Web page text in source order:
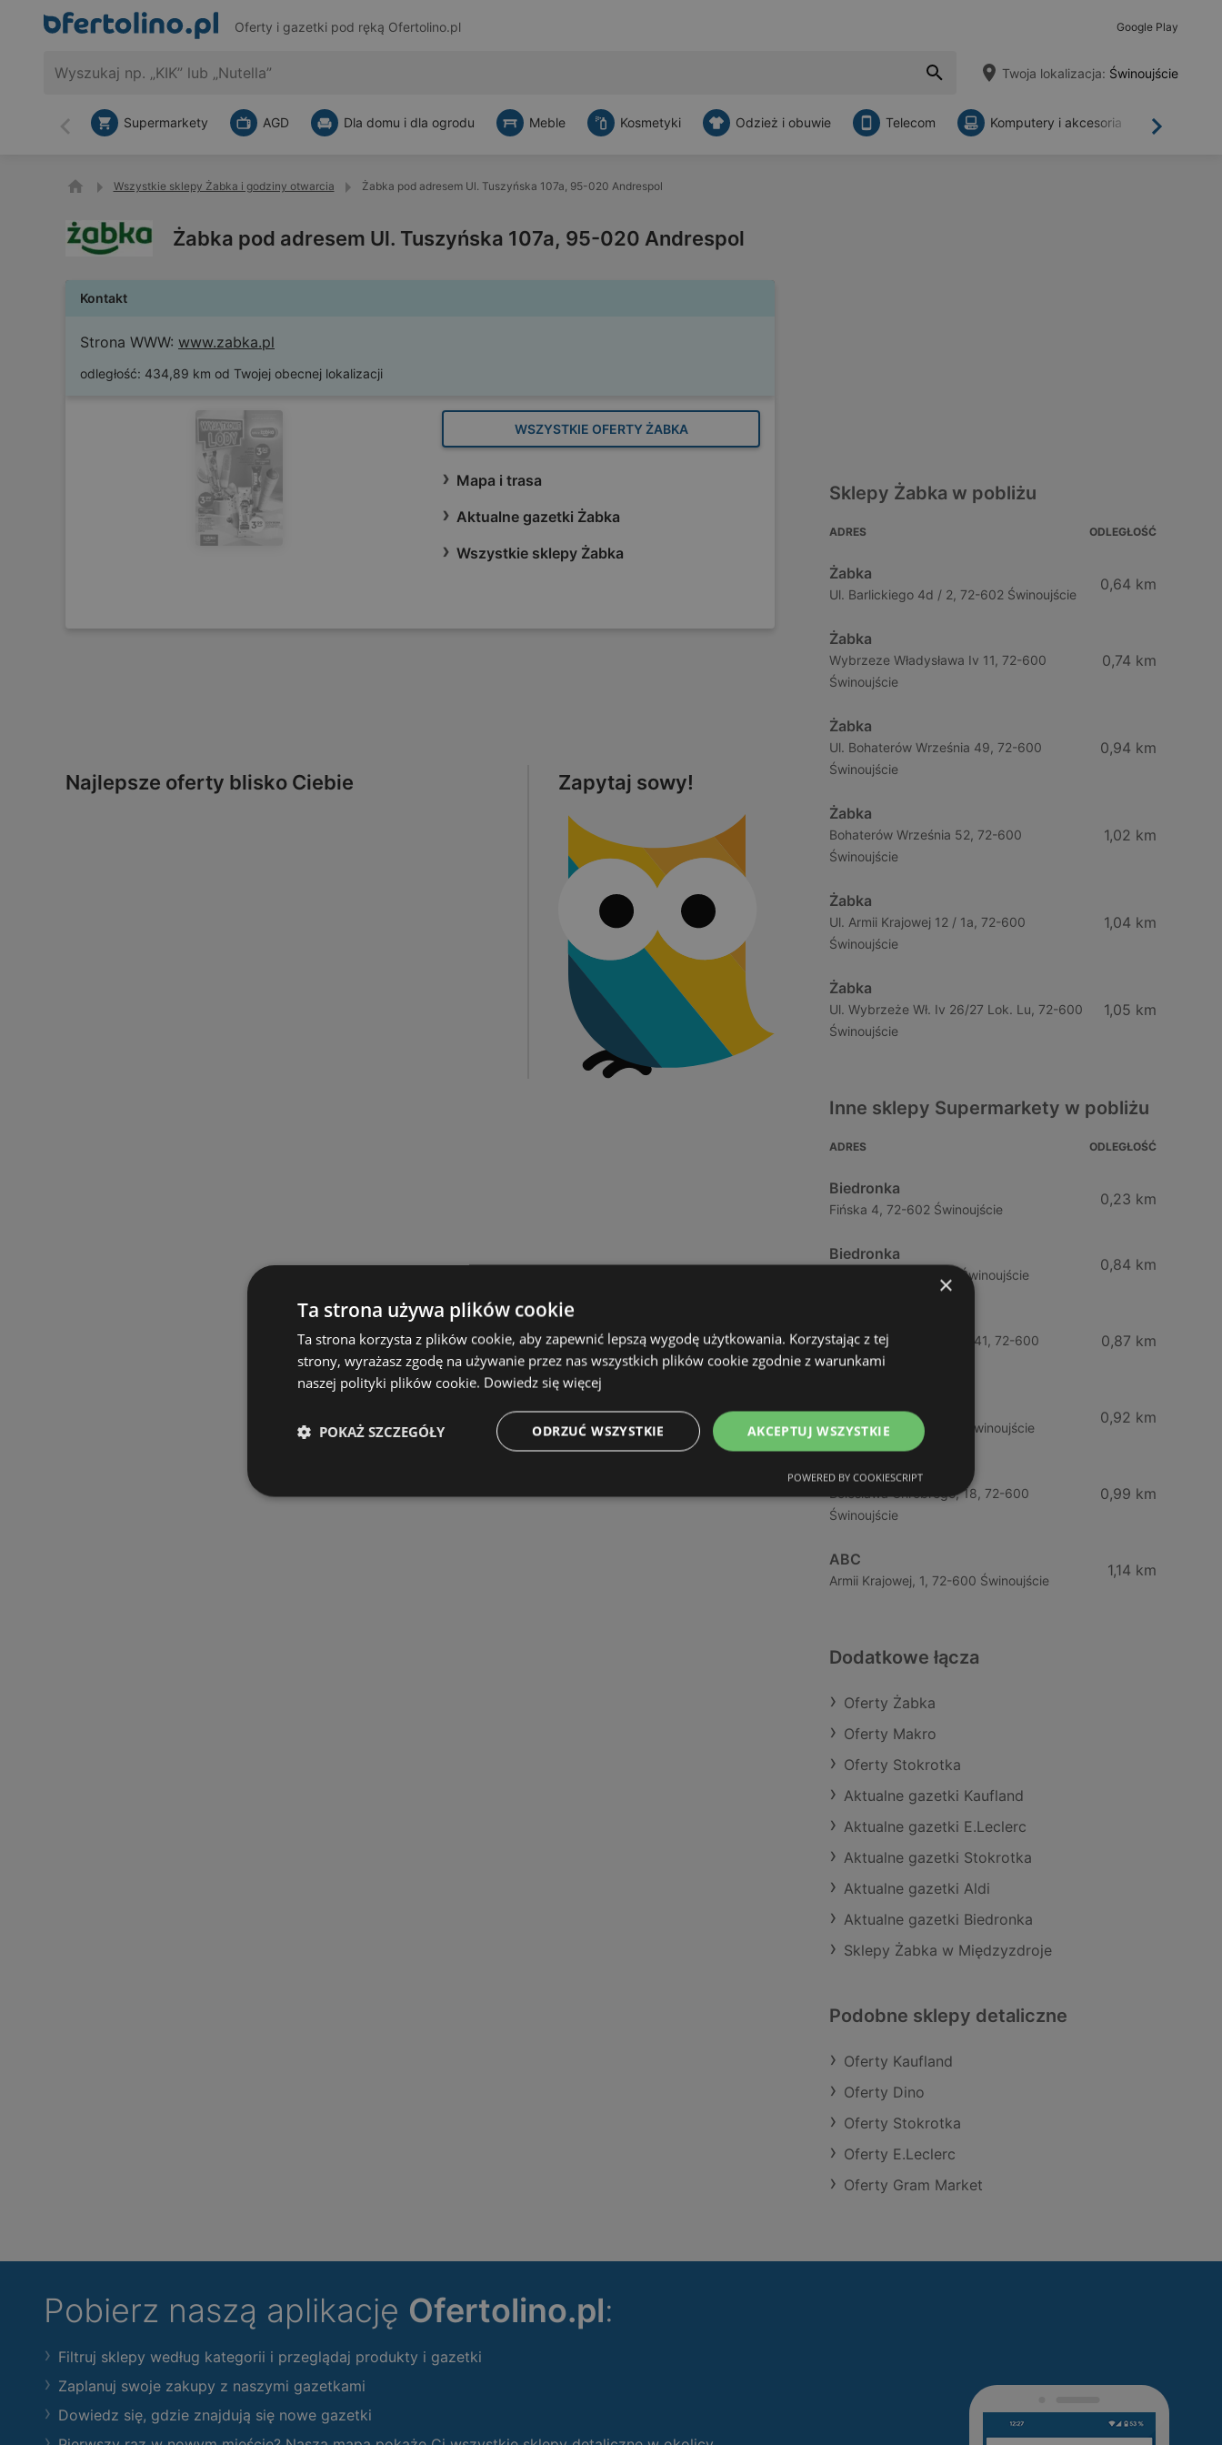
Oferty i gazetki pod ręką Ofertolino.pl Google Play
Twoja lokalizacja: Świnoujście
Wstecz Dalej
Supermarkety AGD Dla domu i dla ogrodu Meble Kosmetyki Odzież i obuwie Telecom Komputery i akcesoria
Wszystkie sklepy Żabka i godziny otwarcia Żabka pod adresem Ul. Tuszyńska 107a, 95-020 Andrespol
Żabka pod adresem Ul. Tuszyńska 107a, 95-020 Andrespol
Kontakt
Strona WWW: www.zabka.pl
odległość: 434,89 km od Twojej obecnej lokalizacji
WSZYSTKIE OFERTY ŻABKA
Mapa i trasa
Aktualne gazetki Żabka
Wszystkie sklepy Żabka
Najlepsze oferty blisko Ciebie Zapytaj sowy!
Sklepy Żabka w pobliżu
ADRES ODLEGŁOŚĆ
Żabka
Ul. Barlickiego 4d / 2, 72-602 Świnoujście
0,64 km
Żabka
Wybrzeze Władysława Iv 11, 72-600
Świnoujście
0,74 km
Żabka
Ul. Bohaterów Września 49, 72-600
Świnoujście
0,94 km
Żabka
Bohaterów Września 52, 72-600
Świnoujście
1,02 km
Żabka
Ul. Armii Krajowej 12 / 1a, 72-600
Świnoujście
1,04 km
Żabka
Ul. Wybrzeże Wł. Iv 26/27 Lok. Lu, 72-600
Świnoujście
1,05 km
Inne sklepy Supermarkety w pobliżu
ADRES ODLEGŁOŚĆ
Biedronka
Fińska 4, 72-602 Świnoujście
0,23 km
Biedronka
Chrobrego 9, 72-600 Świnoujście
0,84 km
Ul. Bohaterów Września 41, 72-600
Świnoujście
0,87 km
ABC
Barlickiego, 4, 72-600 Świnoujście
0,92 km
ABC
Bolesława Chrobrego, 18, 72-600
Świnoujście
0,99 km
ABC
Armii Krajowej, 1, 72-600 Świnoujście
1,14 km
Dodatkowe łącza
Oferty Żabka
Oferty Makro
Oferty Stokrotka
Aktualne gazetki Kaufland
Aktualne gazetki E.Leclerc
Aktualne gazetki Stokrotka
Aktualne gazetki Aldi
Aktualne gazetki Biedronka
Sklepy Żabka w Międzyzdroje
Podobne sklepy detaliczne
Oferty Kaufland
Oferty Dino
Oferty Stokrotka
Oferty E.Leclerc
Oferty Gram Market
Pobierz naszą aplikację Ofertolino.pl:
Filtruj sklepy według kategorii i przeglądaj produkty i gazetki
Zaplanuj swoje zakupy z naszymi gazetkami
Dowiedz się, gdzie znajdują się nowe gazetki
×
Ta strona używa plików cookie
Ta strona korzysta z plików cookie, aby zapewnić lepszą wygodę użytkowania. Korzystając z tej
strony, wyrażasz zgodę na używanie przez nas wszystkich plików cookie zgodnie z warunkami
naszej polityki plików cookie. Dowiedz się więcej
AKCEPTUJ WSZYSTKIE
ODRZUĆ WSZYSTKIE
POKAŻ SZCZEGÓŁY
POWERED BY COOKIESCRIPT